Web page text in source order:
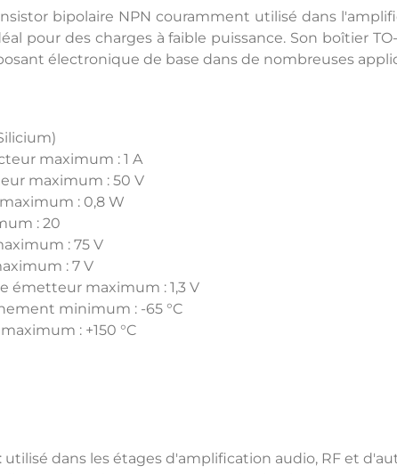
bipolaire NPN couramment utilisé dans
pour des charges à faible puissance. Son boîtier
électronique de base dans de nombreuses
maximum : 1 A
maximum : 50 V
: 0,8 W
: 20
: 75 V
: 7 V
émetteur maximum : 1,3 V
minimum : -65 °C
: +150 °C
dans les étages d'amplification audio, RF et